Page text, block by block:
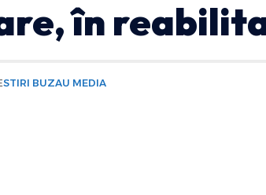
în
STIRI BUZAU MEDIA